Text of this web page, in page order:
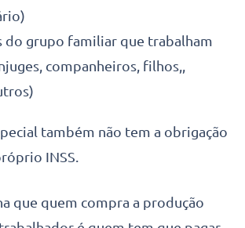
do grupo familiar que trabalham
companheiros, filhos,,
também não tem a obrigação
INSS.
que quem compra a produção